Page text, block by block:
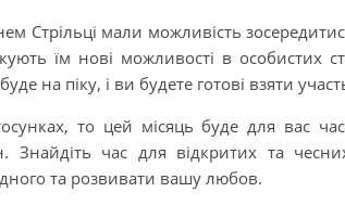
Стрільці мали можливість
їм нові можливості в
на піку, і ви будете готові взяти
то цей місяць буде для вас
Знайдіть час для відкритих та
та розвивати вашу любов.